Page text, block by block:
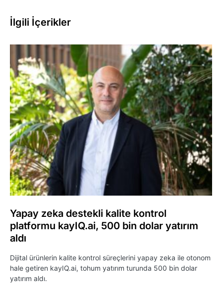
İlgili İçerikler
Yapay zeka destekli kalite kontrol
platformu kayIQ.ai, 500 bin dolar yatırım
aldı
Dijital ürünlerin kalite kontrol süreçlerini yapay zeka ile otonom
hale getiren kayIQ.ai, tohum yatırım turunda 500 bin dolar
yatırım aldı.